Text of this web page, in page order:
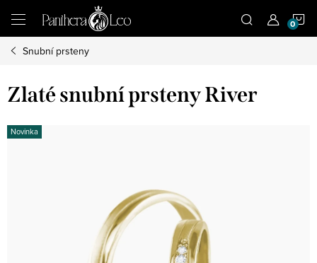
obsah
Snubní prsteny
Zlaté snubní prsteny River
Novinka